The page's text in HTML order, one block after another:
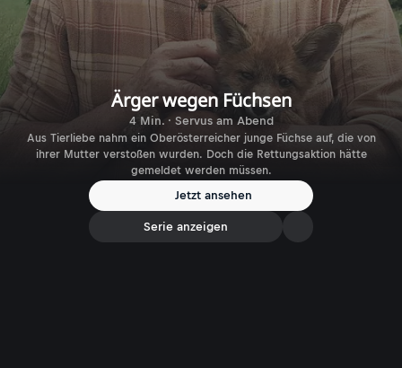
Ärger wegen Füchsen
4 Min. · Servus am Abend
Aus Tierliebe nahm ein Oberösterreicher junge Füchse auf, die von
ihrer Mutter verstoßen wurden. Doch die Rettungsaktion hätte
gemeldet werden müssen.
Jetzt ansehen
Serie anzeigen